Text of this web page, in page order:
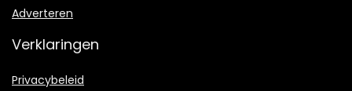
Adverteren
Verklaringen
Privacybeleid